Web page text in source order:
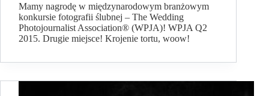
Mamy nagrodę w międzynarodowym branżowym
konkursie fotografii ślubnej – The Wedding
Photojournalist Association® (WPJA)! WPJA Q2
2015. Drugie miejsce! Krojenie tortu, woow!